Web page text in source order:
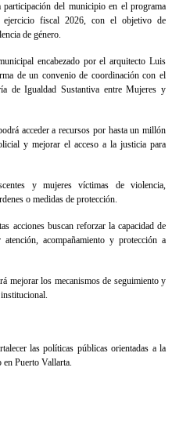
del municipio en el programa
ejercicio fiscal 2026, con el objetivo de
de género.
encabezado por el arquitecto Luis
de un convenio de coordinación con el
de Igualdad Sustantiva entre Mujeres y
acceder a recursos por hasta un millón
y mejorar el acceso a la justicia para
y mujeres víctimas de violencia,
o medidas de protección.
acciones buscan reforzar la capacidad de
acompañamiento y protección a
mejorar los mecanismos de seguimiento y
las políticas públicas orientadas a la
en Puerto Vallarta.